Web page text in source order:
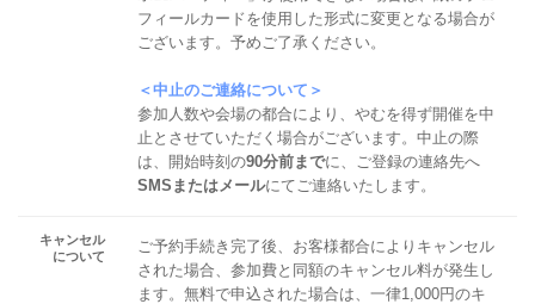
フィールカードを使用した形式に変更となる場合が
ございます。予めご了承ください。
＜中止のご連絡について＞
参加人数や会場の都合により、やむを得ず開催を中
止とさせていただく場合がございます。中止の際
は、開始時刻の90分前までに、ご登録の連絡先へ
SMSまたはメールにてご連絡いたします。
キャンセル
について
ご予約手続き完了後、お客様都合によりキャンセル
された場合、参加費と同額のキャンセル料が発生し
ます。無料で申込された場合は、一律1,000円のキ